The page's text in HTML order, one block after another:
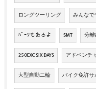
ロングツーリング みんな
ﾊﾟｰﾂもあるよ SMT 分
250EXC SIX DAYS アドベンチ
大型自動二輪 バイク免許サ